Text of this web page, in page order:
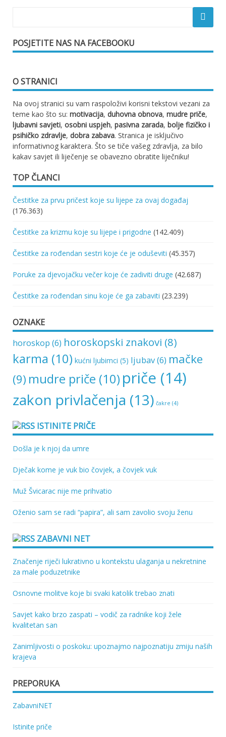
POSJETITE NAS NA FACEBOOKU
O STRANICI
Na ovoj stranici su vam raspoloživi korisni tekstovi vezani za
teme kao što su: motivacija, duhovna obnova, mudre priče,
ljubavni savjeti, osobni uspjeh, pasivna zarada, bolje fizičko i
psihičko zdravlje, dobra zabava. Stranica je isključivo
informativnog karaktera. Što se tiče vašeg zdravlja, za bilo
kakav savjet ili liječenje se obavezno obratite liječniku!
TOP ČLANCI
Čestitke za prvu pričest koje su lijepe za ovaj događaj
(176.363)
Čestitke za krizmu koje su lijepe i prigodne (142.409)
Čestitke za rođendan sestri koje će je oduševiti (45.357)
Poruke za djevojačku večer koje će zadiviti druge (42.687)
Čestitke za rođendan sinu koje će ga zabaviti (23.239)
OZNAKE
horoskop (6) horoskopski znakovi (8)
karma (10) kućni ljubimci (5) ljubav(6) mačke
(9) mudre priče (10) priče (14)
zakon privlačenja (13) čakre (4)
ISTINITE PRIČE
Došla je k njoj da umre
Dječak kome je vuk bio čovjek, a čovjek vuk
Muž Švicarac nije me prihvatio
Oženio sam se radi “papira”, ali sam zavolio svoju ženu
ZABAVNI NET
Značenje riječi lukrativno u kontekstu ulaganja u nekretnine
za male poduzetnike
Osnovne molitve koje bi svaki katolik trebao znati
Savjet kako brzo zaspati – vodič za radnike koji žele
kvalitetan san
Zanimljivosti o poskoku: upoznajmo najpoznatiju zmiju naših
krajeva
PREPORUKA
ZabavniNET
Istinite priče